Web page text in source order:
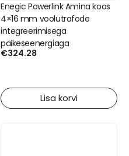
Enegic Powerlink Amina koos
4×16 mm voolutrafode
integreerimisega
päikeseenergiaga
€324.28
Lisa korvi